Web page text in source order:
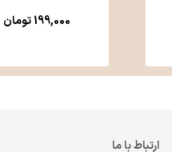
199,000تومان
ارتباط با ما